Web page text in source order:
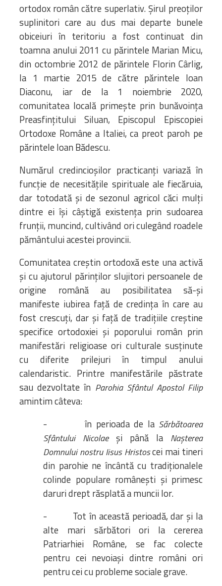
ortodox român către superlativ. Șirul preoților
suplinitori care au dus mai departe bunele
obiceiuri în teritoriu a fost continuat din
toamna anului 2011 cu părintele Marian Micu,
din octombrie 2012 de părintele Florin Cârlig,
la 1 martie 2015 de către părintele Ioan
Diaconu, iar de la 1 noiembrie 2020,
comunitatea locală primește prin bunăvoința
Preasfințitului Siluan, Episcopul Episcopiei
Ortodoxe Române a Italiei, ca preot paroh pe
părintele Ioan Bădescu.
Numărul credincioșilor practicanți variază în
funcție de necesitățile spirituale ale fiecăruia,
dar totodată și de sezonul agricol căci mulți
dintre ei își câștigă existența prin sudoarea
frunții, muncind, cultivând ori culegând roadele
pământului acestei provincii.
Comunitatea creștin ortodoxă este una activă
și cu ajutorul părinților slujitori persoanele de
origine română au posibilitatea să-și
manifeste iubirea față de credința în care au
fost crescuți, dar și față de tradițiile creștine
specifice ortodoxiei și poporului român prin
manifestări religioase ori culturale susținute
cu diferite prilejuri în timpul anului
calendaristic. Printre manifestările păstrate
sau dezvoltate în Parohia Sfântul Apostol Filip
amintim câteva:
- în perioada de la Sărbătoarea
Sfântului Nicolaeși până la Nașterea
Domnului nostru Iisus Hristoscei mai tineri
din parohie ne încântă cu tradiționalele
colinde populare românești și primesc
daruri drept răsplată a muncii lor.
- Tot în această perioadă, dar și la
alte mari sărbători ori la cererea
Patriarhiei Române, se fac colecte
pentru cei nevoiași dintre români ori
pentru cei cu probleme sociale grave.